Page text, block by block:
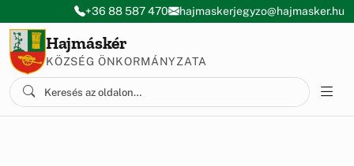
Ugrás a menüre
Ugrás a tartalomra
+36 88 587 470 hajmaskerjegyzo@hajmasker.hu
Hajmáskér
KÖZSÉG ÖNKORMÁNYZATA